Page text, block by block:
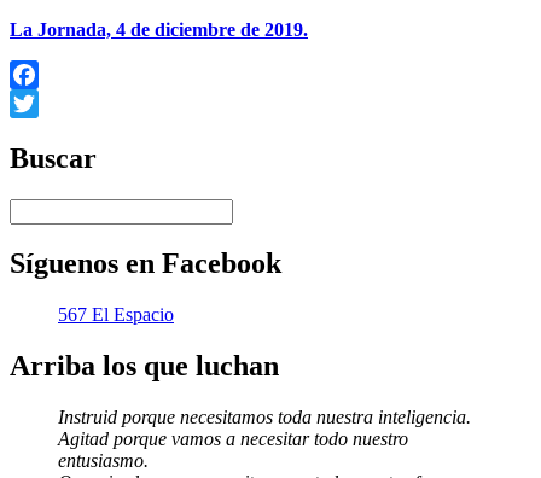
La Jornada, 4 de diciembre de 2019.
Facebook
Buscar
Síguenos en Facebook
567 El Espacio
Arriba los que luchan
Instruid porque necesitamos toda nuestra inteligencia.
Agitad porque vamos a necesitar todo nuestro
entusiasmo.